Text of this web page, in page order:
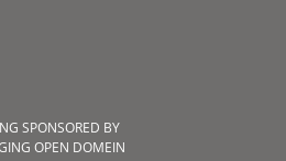
SPONSORED BY
OPEN DOMEIN